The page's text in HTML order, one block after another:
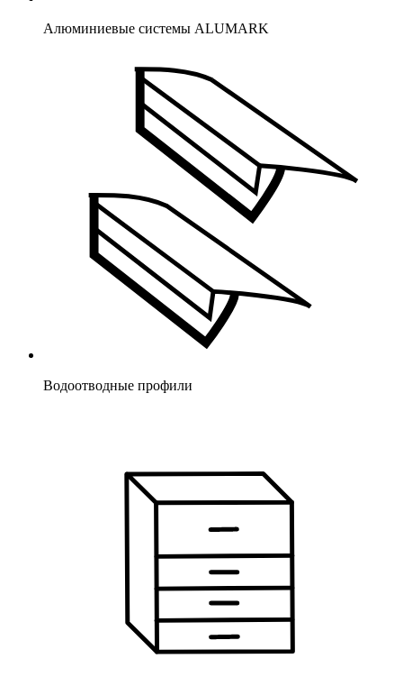
Алюминиевые системы ALUMARK
Водоотводные профили